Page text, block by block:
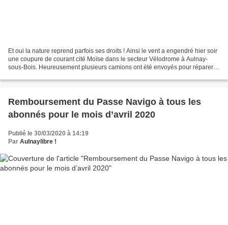
Et oui la nature reprend parfois ses droits ! Ainsi le vent a engendré hier soir
une coupure de courant cité Moïse dans le secteur Vélodrome à Aulnay-
sous-Bois. Heureusement plusieurs camions ont été envoyés pour réparer et
Remboursement du Passe Navigo à tous les
abonnés pour le mois d’avril 2020
Publié le 30/03/2020 à 14:19
Par Aulnaylibre !